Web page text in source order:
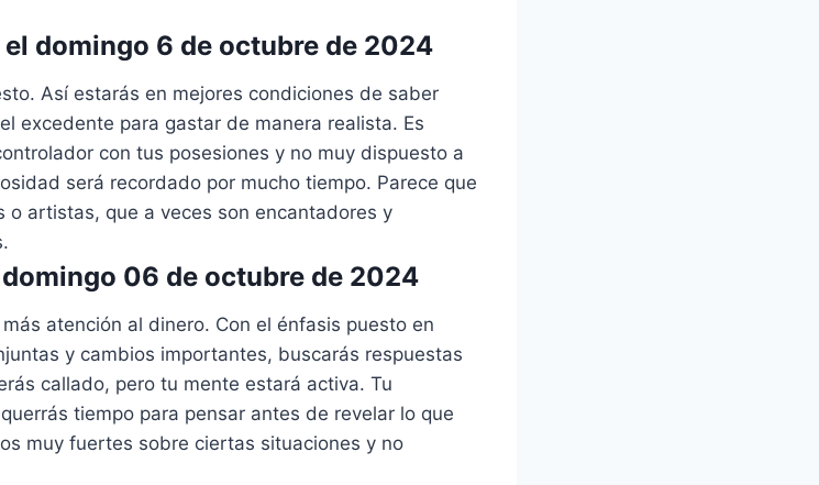
domingo 6 de octubre de 2024
Así estarás en mejores condiciones de saber
excedente para gastar de manera realista. Es
con tus posesiones y no muy dispuesto a
será recordado por mucho tiempo. Parece que
artistas, que a veces son encantadores y
06 de octubre de 2024
atención al dinero. Con el énfasis puesto en
y cambios importantes, buscarás respuestas
callado, pero tu mente estará activa. Tu
tiempo para pensar antes de revelar lo que
muy fuertes sobre ciertas situaciones y no